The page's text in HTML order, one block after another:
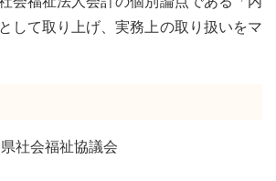
して取り上げ、実務上の取り扱いをマ
社会福祉協議会